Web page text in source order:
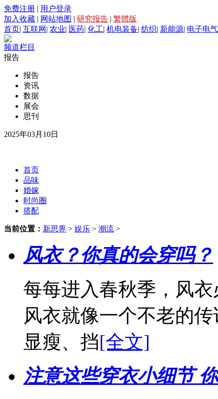
免费注册 | 用户登录
加入收藏 | 网站地图 | 研究报告 | 繁體版
首页| 互联网 | 农业| 医药| 化工| 机电装备| 纺织| 新能源| 电子电气
频道栏目
报告
报告
资讯
数据
展会
思刊
2025年03月10日
首页
品味
婚嫁
时尚圈
搭配
当前位置： 新思界 > 娱乐 > 潮流 >
风衣？你真的会穿吗？
每每进入春秋季，风
风衣就像一个不老的
显瘦、挡[全文]
注意这些穿衣小细节